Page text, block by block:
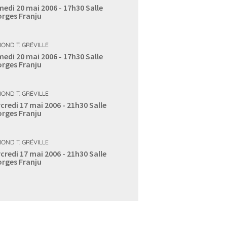
20 mai 2006 - 17h30Salle
Franju
T. GRÉVILLE
20 mai 2006 - 17h30Salle
Franju
T. GRÉVILLE
17 mai 2006 - 21h30Salle
Franju
T. GRÉVILLE
17 mai 2006 - 21h30Salle
Franju